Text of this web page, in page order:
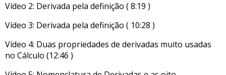
Vídeo 2: Derivada pela definição ( 8:19 )
Vídeo 3: Derivada pela definição ( 10:28 )
Vídeo 4: Duas propriedades de derivadas muito usadas
no Cálculo (12:46 )